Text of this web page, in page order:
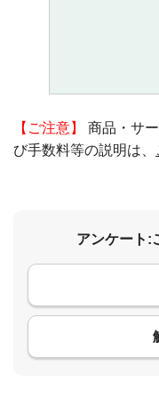
【ご注意】
商品・サ
び手数料等の説明は、
アンケート: